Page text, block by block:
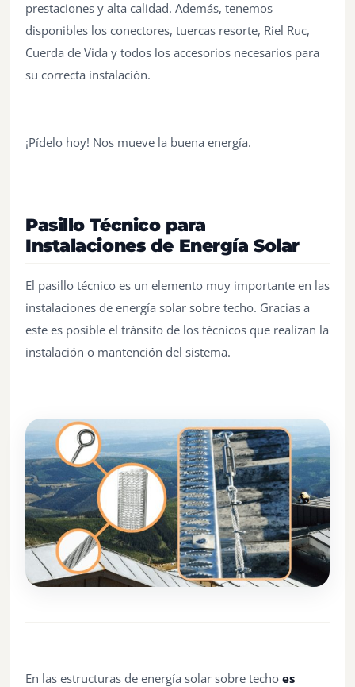
prestaciones y alta calidad. Además, tenemos
disponibles los conectores, tuercas resorte, Riel Ruc,
Cuerda de Vida y todos los accesorios necesarios para
su correcta instalación.
¡Pídelo hoy! Nos mueve la buena energía.
Pasillo Técnico para
Instalaciones de Energía Solar
El pasillo técnico es un elemento muy importante en las
instalaciones de energía solar sobre techo. Gracias a
este es posible el tránsito de los técnicos que realizan la
instalación o mantención del sistema.
En las estructuras de energía solar sobre techo es